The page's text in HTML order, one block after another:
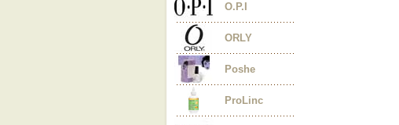
O.P.I
ORLY
Poshe
ProLinc